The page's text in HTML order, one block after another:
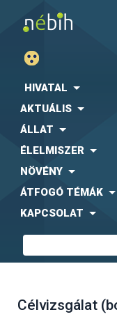
HIVATAL
AKTUÁLIS
ÁLLAT
ÉLELMISZER
NÖVÉNY
ÁTFOGÓ TÉMÁK
KAPCSOLAT
Célvizsgálat